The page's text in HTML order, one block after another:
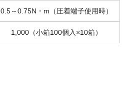
0.5～0.75N・m（圧着端子使用時）
1,000（小箱100個入×10箱）